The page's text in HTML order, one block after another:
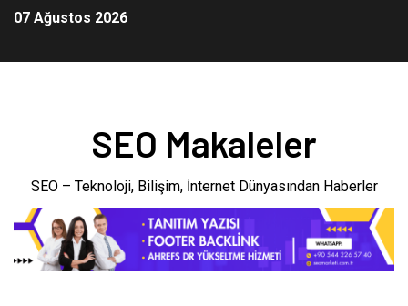
07 Ağustos 2026
SEO Makaleler
SEO – Teknoloji, Bilişim, İnternet Dünyasından Haberler